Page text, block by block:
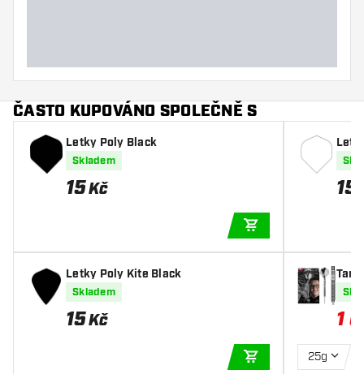
ČASTO KUPOVÁNO SPOLEČNĚ S
Letky Poly Black
Skladem
15Kč
Letky Poly Kite Black
Skladem
15Kč
PŘIDAT DO KOŠÍKU
15
1
25g